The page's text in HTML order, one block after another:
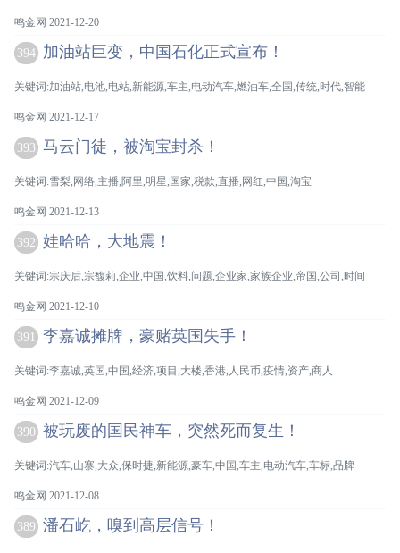
鸣金网 2021-12-20
394 加油站巨变，中国石化正式宣布！
关键词:加油站,电池,电站,新能源,车主,电动汽车,燃油车,全国,传统,时代,智能
鸣金网 2021-12-17
393 马云门徒，被淘宝封杀！
关键词:雪梨,网络,主播,阿里,明星,国家,税款,直播,网红,中国,淘宝
鸣金网 2021-12-13
392 娃哈哈，大地震！
关键词:宗庆后,宗馥莉,企业,中国,饮料,问题,企业家,家族企业,帝国,公司,时间
鸣金网 2021-12-10
391 李嘉诚摊牌，豪赌英国失手！
关键词:李嘉诚,英国,中国,经济,项目,大楼,香港,人民币,疫情,资产,商人
鸣金网 2021-12-09
390 被玩废的国民神车，突然死而复生！
关键词:汽车,山寨,大众,保时捷,新能源,豪车,中国,车主,电动汽车,车标,品牌
鸣金网 2021-12-08
389 潘石屹，嗅到高层信号！